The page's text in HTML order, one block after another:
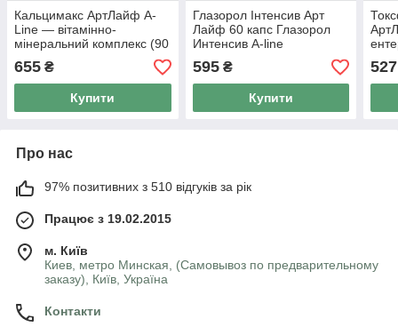
Кальцимакс АртЛайф A-
Line — вітамінно-
мінеральний комплекс (90
капсул)
655 ₴
Купити
Глазорол Інтенсив Арт
Лайф 60 капс Глазорол
Интенсив A-line
595₴
Купити
90
527
Про нас
97% позитивних з 510 відгуків за рік
Працює з 19.02.2015
м. Київ
Киев, метро Минская, (Самовывоз по предварительному
заказу), Київ, Україна
Контакти